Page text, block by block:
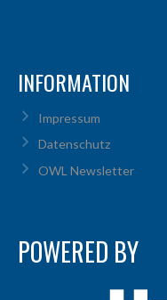
INFORMATION
Impressum
Datenschutz
OWL Newsletter
POWERED BY